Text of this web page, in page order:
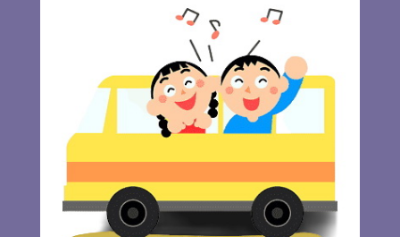
frumoasă, a bănuit întotdeauna că este cerută în căsătorie
pentru averea ei. A investit o bună parte din suma
moștenită într-un briliant valoros care, ascuns nu știe
nimeni unde, s-a pierdut în cursul celui de al Doilea Război
Mondial. Proprietățile ei au fost românizate de guvernul
Antonescu-Horia Sima.
Read more…
JUL 27, 2023